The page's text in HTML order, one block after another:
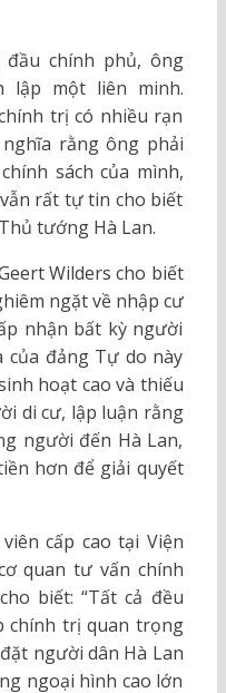
chính phủ, ông
lập một liên minh.
trị có nhiều rạn
rằng ông phải
sách của mình,
rất tự tin cho biết
tướng Hà Lan.
Wilders cho biết
ngặt về nhập cư
nhận bất kỳ người
của đảng Tự do này
hoạt cao và thiếu
di cư, lập luận rằng
người đến Hà Lan,
hơn để giải quyết
cấp cao tại Viện
quan tư vấn chính
biết: “Tất cả đều
chính trị quan trọng
người dân Hà Lan
ngoại hình cao lớn